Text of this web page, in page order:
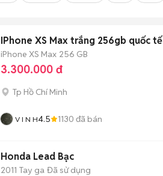
IPhone XS Max trắng 256gb quốc tế
iPhone XS Max 256 GB
3.300.000 đ
Tp Hồ Chí Minh
V I N H4.5 1130 đã bán
Honda Lead Bạc
2011 Tay ga Đã sử dụng